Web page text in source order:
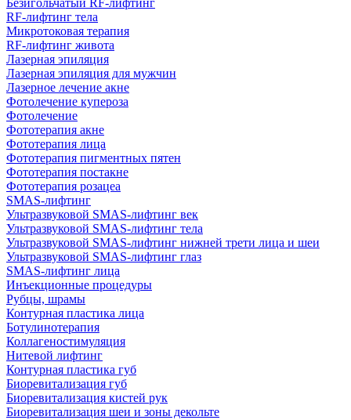
Безигольчатый RF-лифтинг
RF-лифтинг тела
Микротоковая терапия
RF-лифтинг живота
Лазерная эпиляция
Лазерная эпиляция для мужчин
Лазерное лечение акне
Фотолечение купероза
Фотолечение
Фототерапия акне
Фототерапия лица
Фототерапия пигментных пятен
Фототерапия постакне
Фототерапия розацеа
SMAS-лифтинг
Ультразвуковой SMAS-лифтинг век
Ультразвуковой SMAS-лифтинг тела
Ультразвуковой SMAS-лифтинг нижней трети лица и шеи
Ультразвуковой SMAS-лифтинг глаз
SMAS-лифтинг лица
Инъекционные процедуры
Рубцы, шрамы
Контурная пластика лица
Ботулинотерапия
Коллагеностимуляция
Нитевой лифтинг
Контурная пластика губ
Биоревитализация губ
Биоревитализация кистей рук
Биоревитализация шеи и зоны декольте